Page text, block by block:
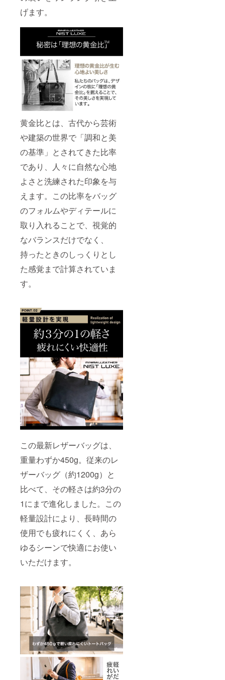
げます。
黄金比とは、古代から芸術
や建築の世界で「調和と美
の基準」とされてきた比率
であり、人々に自然な心地
よさと洗練された印象を与
えます。この比率をバッグ
のフォルムやディテールに
取り入れることで、視覚的
なバランスだけでなく、
持ったときのしっくりとし
た感覚まで計算されていま
す。
この最新レザーバッグは、
重量わずか450g。従来のレ
ザーバッグ（約1200g）と
比べて、その軽さは約3分の
1にまで進化しました。この
軽量設計により、長時間の
使用でも疲れにくく、あら
ゆるシーンで快適にお使い
いただけます。